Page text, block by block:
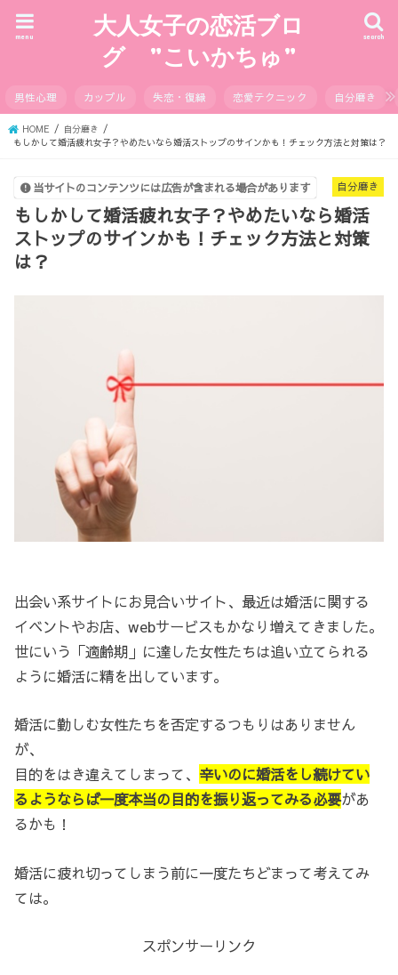
大人女子の恋活ブロ
グ ”こいかちゅ”
search
menu
男性心理 カップル 失恋・復縁 恋愛テクニック 自分磨き
HOME
自分磨き
もしかして婚活疲れ女子？やめたいなら婚活ストップのサインかも！チェック方法と対策は？
自分磨き
当サイトのコンテンツには広告が含まれる場合があります
もしかして婚活疲れ女子？やめたいなら婚活
ストップのサインかも！チェック方法と対策
は？
出会い系サイトにお見合いサイト、最近は婚活に関する
イベントやお店、webサービスもかなり増えてきました。
世にいう「適齢期」に達した女性たちは追い立てられる
ように婚活に精を出しています。
婚活に勤しむ女性たちを否定するつもりはありません
が、
目的をはき違えてしまって、 辛いのに婚活をし続けてい
るようならば一度本当の目的を振り返ってみる必要があ
るかも！
婚活に疲れ切ってしまう前に一度たちどまって考えてみ
ては。
スポンサーリンク